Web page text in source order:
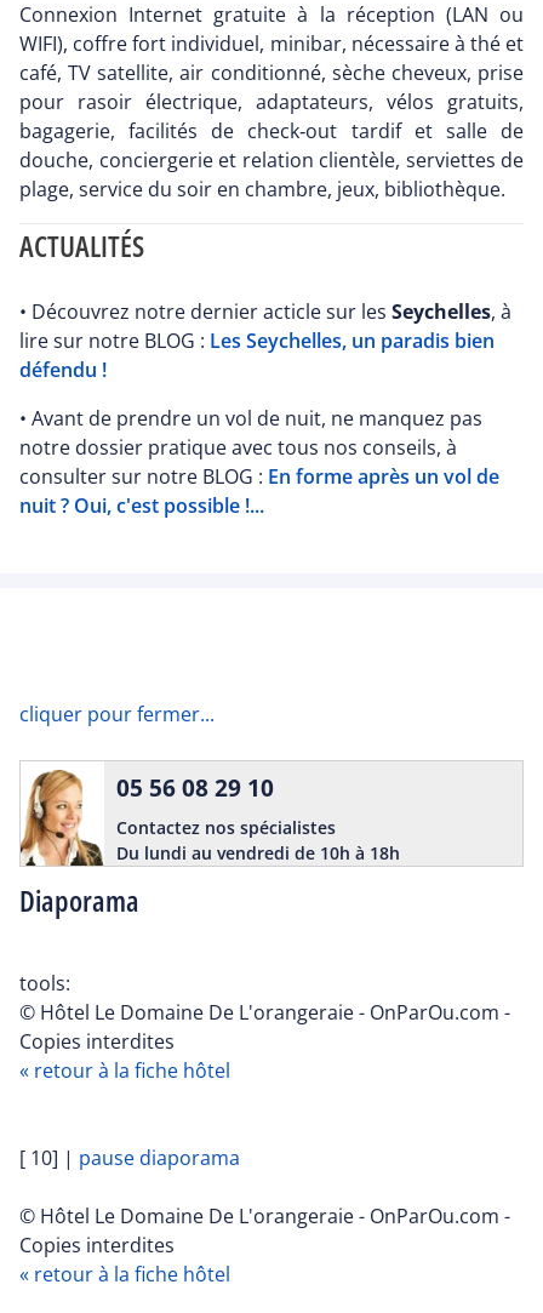
Connexion Internet gratuite à la réception (LAN ou
WIFI), coffre fort individuel, minibar, nécessaire à thé et
café, TV satellite, air conditionné, sèche cheveux, prise
pour rasoir électrique, adaptateurs, vélos gratuits,
bagagerie, facilités de check‐out tardif et salle de
douche, conciergerie et relation clientèle, serviettes de
plage, service du soir en chambre, jeux, bibliothèque.
ACTUALITÉS
• Découvrez notre dernier acticle sur les Seychelles, à
lire sur notre BLOG : Les Seychelles, un paradis bien
défendu !
• Avant de prendre un vol de nuit, ne manquez pas
notre dossier pratique avec tous nos conseils, à
consulter sur notre BLOG : En forme après un vol de
nuit ? Oui, c'est possible !...
cliquer pour fermer...
Diaporama
05 56 08 29 10
Contactez nos spécialistes
Du lundi au vendredi de 10h à 18h
tools:
© Hôtel Le Domaine De L'orangeraie - OnParOu.com -
Copies interdites
« retour à la fiche hôtel
[ 10] | pause diaporama
© Hôtel Le Domaine De L'orangeraie - OnParOu.com -
Copies interdites
« retour à la fiche hôtel